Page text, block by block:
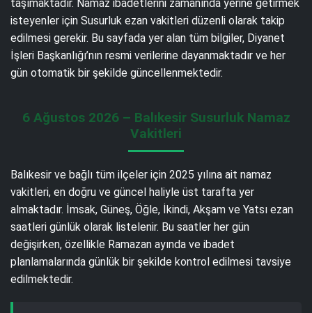
taşımaktadır. Namaz ibadetlerini zamanında yerine getirmek
isteyenler için Susurluk ezan vakitleri düzenli olarak takip
edilmesi gerekir. Bu sayfada yer alan tüm bilgiler, Diyanet
İşleri Başkanlığı’nın resmi verilerine dayanmaktadır ve her
gün otomatik bir şekilde güncellenmektedir.
6 Ağustos 2026 – Balıkesir Susurluk Namaz
Vakitleri
Balıkesir ve bağlı tüm ilçeler için 2025 yılına ait namaz
vakitleri, en doğru ve güncel haliyle üst tarafta yer
almaktadır. İmsak, Güneş, Öğle, İkindi, Akşam ve Yatsı ezan
saatleri günlük olarak listelenir. Bu saatler her gün
değişirken, özellikle Ramazan ayında ve ibadet
planlamalarında günlük bir şekilde kontrol edilmesi tavsiye
edilmektedir.